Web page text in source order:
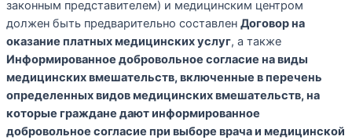
законным представителем) и медицинским центром
должен быть предварительно составлен Договор на
оказание платных медицинских услуг, а также
Информированное добровольное согласие на виды
медицинских вмешательств, включенные в перечень
определенных видов медицинских вмешательств, на
которые граждане дают информированное
добровольное согласие при выборе врача и медицинской